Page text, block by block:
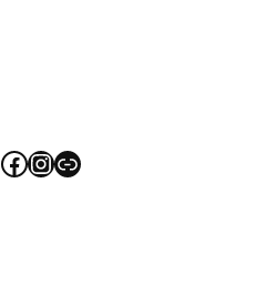
Facebook
Instagram
Link